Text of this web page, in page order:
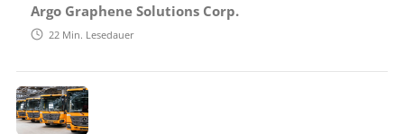
Argo Graphene Solutions Corp.
22 Min. Lesedauer